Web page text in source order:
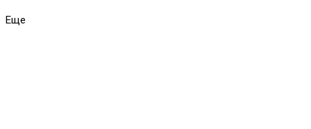
Еще